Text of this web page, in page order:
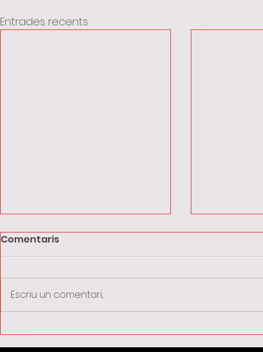
Entrades recents
Vacances d'estiu:
recorda sol·licitar els
La taxa
passa a
Comentaris
Escriu un comentari...